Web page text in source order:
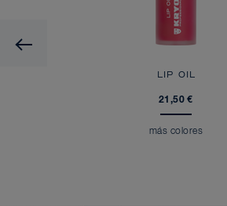
Previous
LIP OIL
21,50 €
más colores